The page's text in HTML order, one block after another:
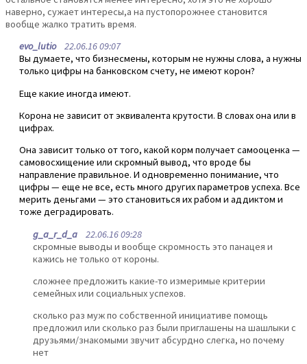
наверно, сужает интересы,а на пустопорожнее становится
вообще жалко тратить время.
evo_lutio22.06.16 09:07
Вы думаете, что бизнесмены, которым не нужны слова, а нужны
только цифры на банковском счету, не имеют корон?
Еще какие иногда имеют.
Корона не зависит от эквивалента крутости. В словах она или в
цифрах.
Она зависит только от того, какой корм получает самооценка —
самовосхищение или скромный вывод, что вроде бы
направление правильное. И одновременно понимание, что
цифры — еще не все, есть много других параметров успеха. Все
мерить деньгами — это становиться их рабом и аддиктом и
тоже деградировать.
g_a_r_d_a 22.06.16 09:28
скромные выводы и вообще скромность это панацея и
кажись не только от короны.
сложнее предложить какие-то измеримые критерии
семейных или социальных успехов.
сколько раз муж по собственной инициативе помощь
предложил или сколько раз были приглашены на шашлыки с
друзьями/знакомыми звучит абсурдно слегка, но почему
нет